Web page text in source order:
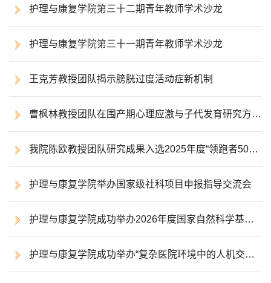
护理与康复学院第三十二期青年教师学术沙龙
护理与康复学院第三十一期青年教师学术沙龙
王克芳教授团队揭示膀胱过度活动症新机制
曹枫林教授团队在围产期心理应激与子代发育研究方面
取得新成果
我院陈欧教授团队研究成果入选2025年度“领跑者5000
——中国精品科技期刊顶尖学术论文（F5000）”
护理与康复学院举办国家级社科项目申报指导交流会
护理与康复学院成功举办2026年度国家自然科学基金
经验分享交流会
护理与康复学院成功举办“复杂医院环境中的人机交互